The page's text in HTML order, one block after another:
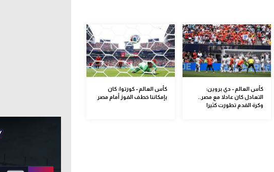
كأس العالم - دي بروين:
التعادل كان عادلا مع مصر..
وكرة القدم تطورت كثيرا
كأس العالم - كورتوا: كان
بإمكاننا خطف الفوز أمام مصر